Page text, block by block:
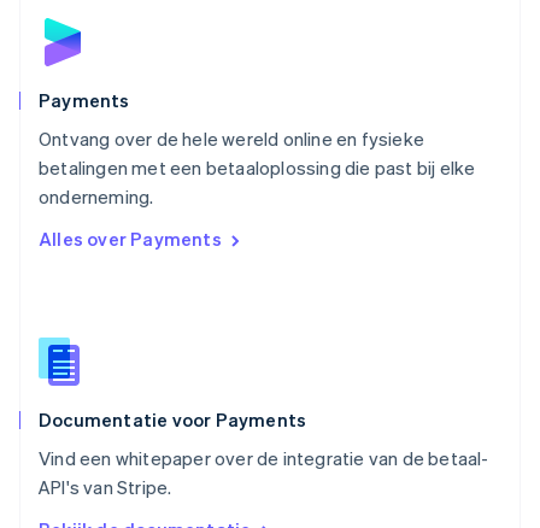
Payments
Ontvang over de hele wereld online en fysieke
betalingen met een betaaloplossing die past bij elke
onderneming.
Alles over Payments
Documentatie voor Payments
Vind een whitepaper over de integratie van de betaal-
API's van Stripe.
Polen
English
Português
English
Singapore
English简体中文
EnglishItaliano
Español
Thailand
Tsjechië
Vasteland van China
简体中文English